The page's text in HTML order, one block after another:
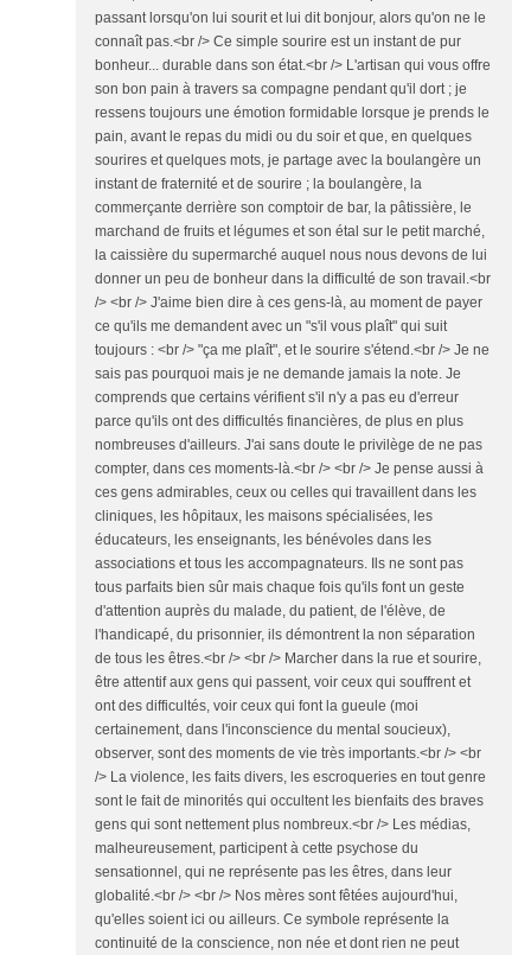
passant lorsqu'on lui sourit et lui dit bonjour, alors qu'on ne le
connaît pas.<br /> Ce simple sourire est un instant de pur
bonheur... durable dans son état.<br /> L'artisan qui vous offre
son bon pain à travers sa compagne pendant qu'il dort ; je
ressens toujours une émotion formidable lorsque je prends le
pain, avant le repas du midi ou du soir et que, en quelques
sourires et quelques mots, je partage avec la boulangère un
instant de fraternité et de sourire ; la boulangère, la
commerçante derrière son comptoir de bar, la pâtissière, le
marchand de fruits et légumes et son étal sur le petit marché,
la caissière du supermarché auquel nous nous devons de lui
donner un peu de bonheur dans la difficulté de son travail.<br
/> <br /> J'aime bien dire à ces gens-là, au moment de payer
ce qu'ils me demandent avec un "s'il vous plaît" qui suit
toujours : <br /> "ça me plaît", et le sourire s'étend.<br /> Je ne
sais pas pourquoi mais je ne demande jamais la note. Je
comprends que certains vérifient s'il n'y a pas eu d'erreur
parce qu'ils ont des difficultés financières, de plus en plus
nombreuses d'ailleurs. J'ai sans doute le privilège de ne pas
compter, dans ces moments-là.<br /> <br /> Je pense aussi à
ces gens admirables, ceux ou celles qui travaillent dans les
cliniques, les hôpitaux, les maisons spécialisées, les
éducateurs, les enseignants, les bénévoles dans les
associations et tous les accompagnateurs. Ils ne sont pas
tous parfaits bien sûr mais chaque fois qu'ils font un geste
d'attention auprès du malade, du patient, de l'élève, de
l'handicapé, du prisonnier, ils démontrent la non séparation
de tous les êtres.<br /> <br /> Marcher dans la rue et sourire,
être attentif aux gens qui passent, voir ceux qui souffrent et
ont des difficultés, voir ceux qui font la gueule (moi
certainement, dans l'inconscience du mental soucieux),
observer, sont des moments de vie très importants.<br /> <br
/> La violence, les faits divers, les escroqueries en tout genre
sont le fait de minorités qui occultent les bienfaits des braves
gens qui sont nettement plus nombreux.<br /> Les médias,
malheureusement, participent à cette psychose du
sensationnel, qui ne représente pas les êtres, dans leur
globalité.<br /> <br /> Nos mères sont fêtées aujourd'hui,
qu'elles soient ici ou ailleurs. Ce symbole représente la
continuité de la conscience, non née et dont rien ne peut